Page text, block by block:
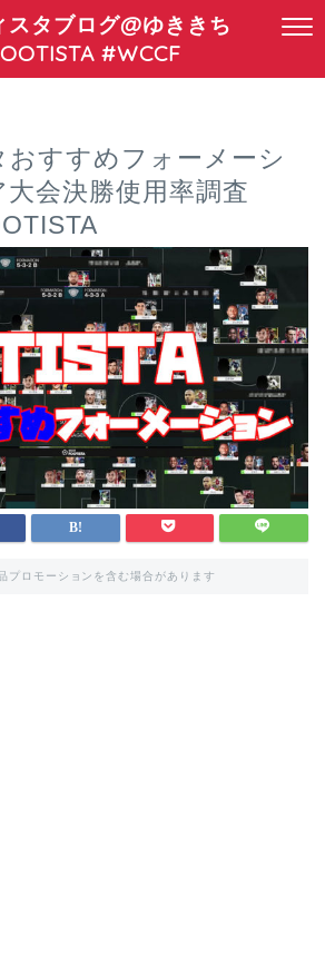
スタブログ@ゆききち
#WCCF
おすすめフォーメーシ
会決勝使用率調査
プロモーションを含む場合があります